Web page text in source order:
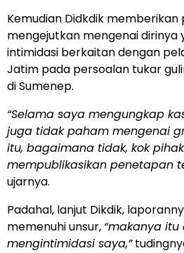
Kemudian Didkdik
mengejutkan mengenai
intimidasi berkaitan dengan
Jatim pada persoalan tukar
di Sumenep.
“Selama saya mengungkap
juga tidak paham mengenai
itu, bagaimana tidak, kok
mempublikasikan penetapan
ujarnya.
Padahal, lanjut Dikdik,
memenuhi unsur, “makanya
mengintimidasi saya,”